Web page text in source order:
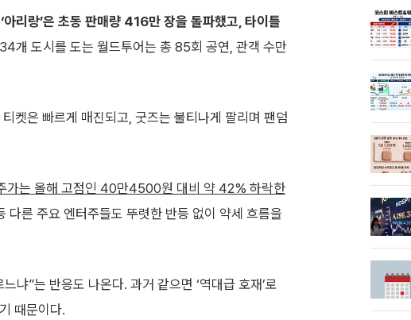
아리랑’은 초동 판매량 416만 장을 돌파했고, 타이틀
개 도시를 도는 월드투어는 총 85회 공연, 관객 수만
켓은 빠르게 매진되고, 굿즈는 불티나게 팔리며 팬덤
가는 올해 고점인 40만4500원 대비 약 42% 하락한
다른 주요 엔터주들도 뚜렷한 반등 없이 약세 흐름을
냐”는 반응도 나온다. 과거 같으면 ‘역대급 호재’로
때문이다.